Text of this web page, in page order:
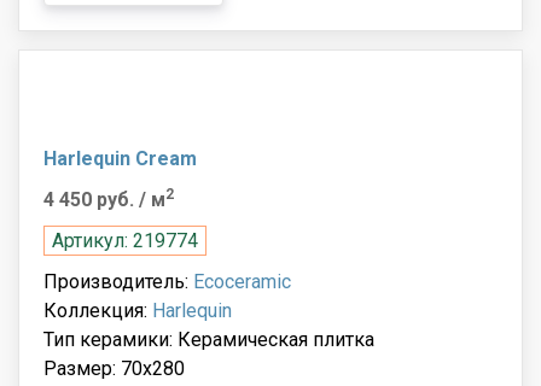
Harlequin Cream
4 450 руб. / м2
Артикул: 219774
Производитель: Ecoceramic
Коллекция: Harlequin
Тип керамики: Керамическая плитка
Размер: 70x280